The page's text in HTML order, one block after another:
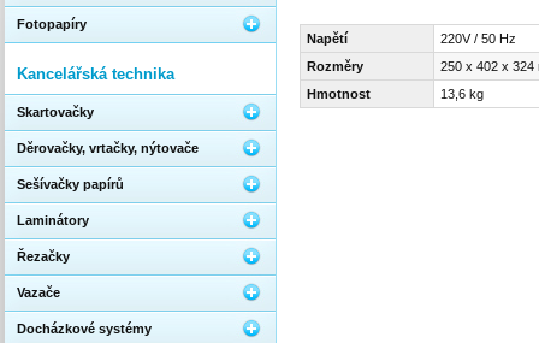
Napětí
220V / 50 Hz
Rozměry
250 x 402 x 324
Hmotnost
13,6 kg
Fotopapíry
Kancelářská technika
Skartovačky
Děrovačky, vrtačky, nýtovače
Sešívačky papírů
Laminátory
Řezačky
Vazače
Docházkové systémy